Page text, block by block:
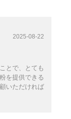
2025-08-22
とで、とても
を提供できる
いただければ